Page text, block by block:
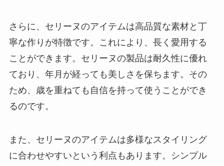
さらに、セリーヌのアイテムは高品質な素材と丁
寧な作りが特徴です。これにより、長く愛用する
ことができます。セリーヌの製品は耐久性に優れ
ており、年月が経っても美しさを保ちます。その
ため、歳を重ねても自信を持って使うことができ
るのです。
また、セリーヌのアイテムは多様なスタイリング
に合わせやすいという利点もあります。シンプル